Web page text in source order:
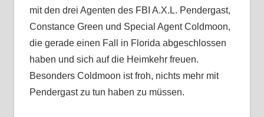
mit den drei Agenten des FBI A.X.L. Pendergast,
Constance Green und Special Agent Coldmoon,
die gerade einen Fall in Florida abgeschlossen
haben und sich auf die Heimkehr freuen.
Besonders Coldmoon ist froh, nichts mehr mit
Pendergast zu tun haben zu müssen.